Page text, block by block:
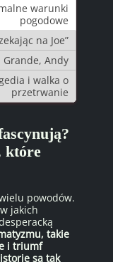
warunki
pogodowe
na Joe”
Grande, Andy
i walka o
przetrwanie
które
powodów.
jakich
takie
i triumf
są tak